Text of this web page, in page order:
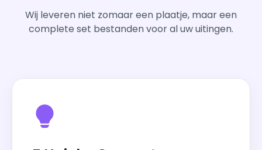
Wij leveren niet zomaar een plaatje, maar een
complete set bestanden voor al uw uitingen.